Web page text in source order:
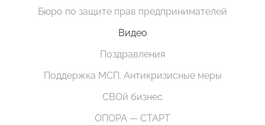
Бюро по защите прав предпринимателей
Видео
Поздравления
Поддержка МСП. Антикризисные меры
СВОй бизнес
ОПОРА — СТАРТ